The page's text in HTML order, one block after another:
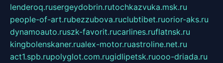
lenderoq.rusergeydobrin.rutochkazvuka.msk.ru
people-of-art.rubezzubova.ruclubtibet.ruorior-aks.ru
dynamoauto.ruszk-favorit.rucarlines.ruflatnsk.ru
kingbolenskaner.rualex-motor.ruastroline.net.ru
act1.spb.rupolyglot.com.rugidlipetsk.ruooo-driada.ru